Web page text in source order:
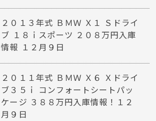
２０１３年式 ＢＭＷ Ｘ１ Ｓドライ
ブ １８ｉスポーツ ２０８万円入庫
情報 １２月９日
２０１１年式 ＢＭＷ Ｘ６ Ｘドライ
ブ３５ｉ コンフォートシートパッ
ケージ ３８８万円入庫情報！１２
月９日